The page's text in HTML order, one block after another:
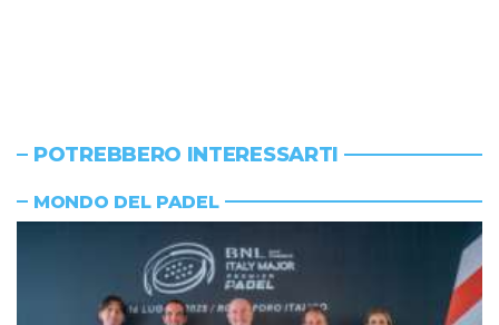
POTREBBERO INTERESSARTI
MONDO DEL PADEL